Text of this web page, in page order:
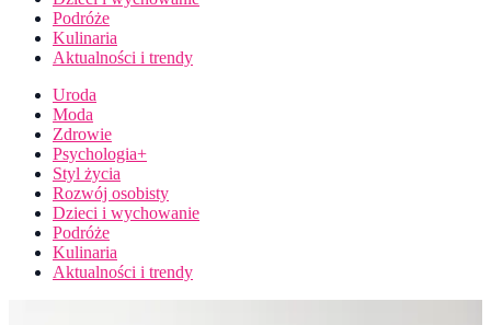
Podróże
Kulinaria
Aktualności i trendy
Uroda
Moda
Zdrowie
Psychologia+
Styl życia
Rozwój osobisty
Dzieci i wychowanie
Podróże
Kulinaria
Aktualności i trendy